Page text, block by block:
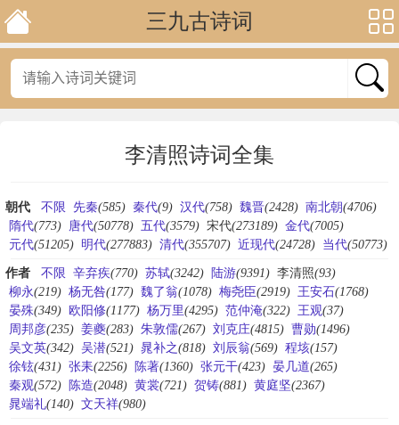
三九古诗词
李清照诗词全集
朝代 不限 先秦(585) 秦代(9) 汉代(758) 魏晋(2428) 南北朝(4706)
隋代(773) 唐代(50778) 五代(3579) 宋代(273189) 金代(7005)
元代(51205) 明代(277883) 清代(355707) 近现代(24728) 当代(50773)
作者 不限 辛弃疾(770) 苏轼(3242) 陆游(9391) 李清照(93)
柳永(219) 杨无咎(177) 魏了翁(1078) 梅尧臣(2919) 王安石(1768)
晏殊(349) 欧阳修(1177) 杨万里(4295) 范仲淹(322) 王观(37)
周邦彦(235) 姜夔(283) 朱敦儒(267) 刘克庄(4815) 曹勋(1496)
吴文英(342) 吴潜(521) 晁补之(818) 刘辰翁(569) 程垓(157)
徐铉(431) 张耒(2256) 陈著(1360) 张元干(423) 晏几道(265)
秦观(572) 陈造(2048) 黄裳(721) 贺铸(881) 黄庭坚(2367)
晁端礼(140) 文天祥(980)